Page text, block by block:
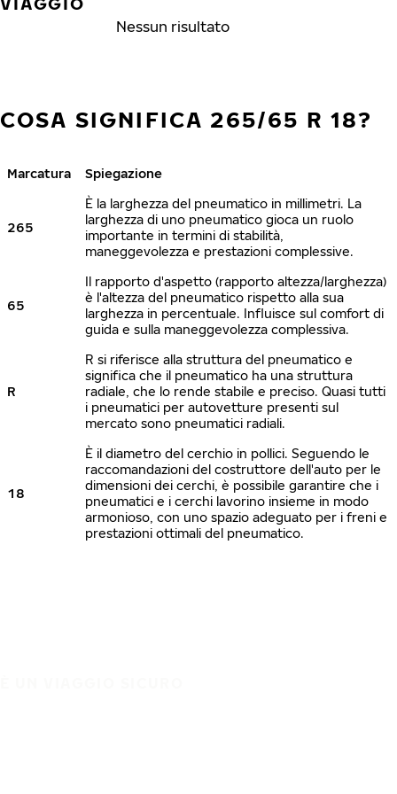
Nessun risultato
COSA SIGNIFICA 265/65 R 18?
Marcatura Spiegazione
265
È la larghezza del pneumatico in millimetri. La
larghezza di uno pneumatico gioca un ruolo
importante in termini di stabilità,
maneggevolezza e prestazioni complessive.
65
Il rapporto d'aspetto (rapporto altezza/larghezza)
è l'altezza del pneumatico rispetto alla sua
larghezza in percentuale. Influisce sul comfort di
guida e sulla maneggevolezza complessiva.
R
R si riferisce alla struttura del pneumatico e
significa che il pneumatico ha una struttura
radiale, che lo rende stabile e preciso. Quasi tutti
i pneumatici per autovetture presenti sul
mercato sono pneumatici radiali.
18
È il diametro del cerchio in pollici. Seguendo le
raccomandazioni del costruttore dell'auto per le
dimensioni dei cerchi, è possibile garantire che i
pneumatici e i cerchi lavorino insieme in modo
armonioso, con uno spazio adeguato per i freni e
prestazioni ottimali del pneumatico.